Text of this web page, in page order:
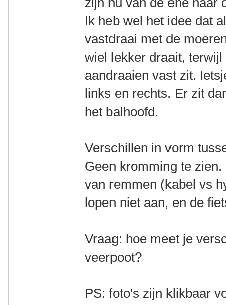
Ik heb wel het idee dat
vastdraai met de
wiel lekker draait,
aandraaien vast zit.
links en rechts. Er zit
het balhoofd.
Verschillen in vorm
Geen kromming te
van remmen (kabel vs
lopen niet aan, en de
Vraag: hoe meet je
veerpoot?
PS: foto's zijn klikbaar